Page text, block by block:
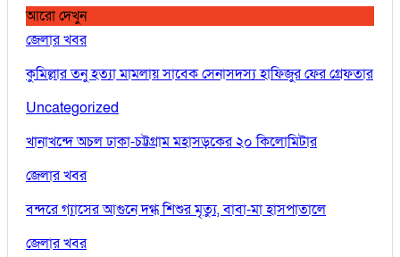
আরো দেখুন
জেলার খবর
কুমিল্লার তনু হত্যা মামলায় সাবেক সেনাসদস্য হাফিজুর ফের গ্রেফতার
Uncategorized
খানাখন্দে অচল ঢাকা-চট্টগ্রাম মহাসড়কের ২০ কিলোমিটার
জেলার খবর
বন্দরে গ্যাসের আগুনে দগ্ধ শিশুর মৃত্যু, বাবা-মা হাসপাতালে
জেলার খবর